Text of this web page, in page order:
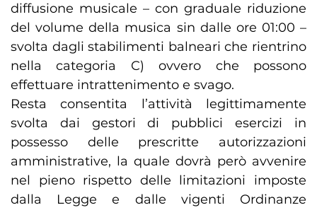
diffusione musicale – con graduale riduzione
del volume della musica sin dalle ore 01:00 –
svolta dagli stabilimenti balneari che rientrino
nella categoria C) ovvero che possono
effettuare intrattenimento e svago.
Resta consentita l’attività legittimamente
svolta dai gestori di pubblici esercizi in
possesso delle prescritte autorizzazioni
amministrative, la quale dovrà però avvenire
nel pieno rispetto delle limitazioni imposte
dalla Legge e dalle vigenti Ordinanze